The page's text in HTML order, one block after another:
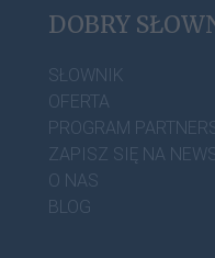
DOBRY
SŁOWNIK
OFERTA
PROGRAM
ZAPISZ SIĘ NA
O NAS
BLOG